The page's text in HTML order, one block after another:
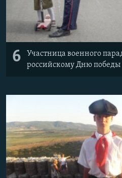
6
Участница военного
российскому Дню победы